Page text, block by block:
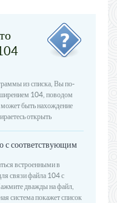
из списка, Вы по-
104, поводом
быть нахождение
открыть
с соответствующим
встроенными в
связи файла 104 с
дважды на файл,
система покажет список